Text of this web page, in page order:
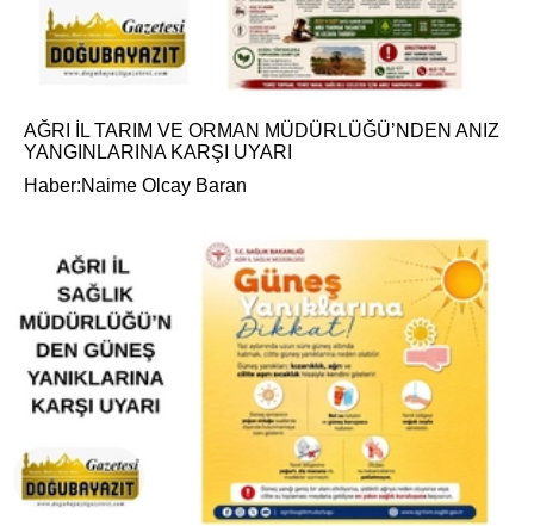
AĞRI İL TARIM VE ORMAN MÜDÜRLÜĞÜ’NDEN ANIZ
YANGINLARINA KARŞI UYARI
Haber:Naime Olcay Baran